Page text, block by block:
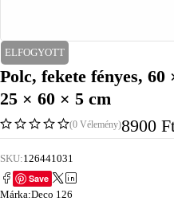
ELFOGYOTT
Polc, fekete fényes, 60
25 × 60 × 5 cm
(0 Vélemény)8900
SKU:126441031
Save
Márka:Deco 126